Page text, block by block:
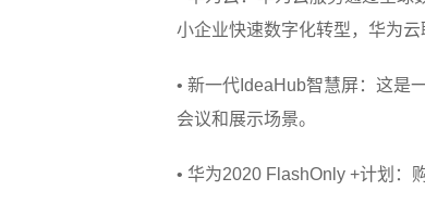
小企业快速数字化转型，华为
• 新一代IdeaHub智慧屏：这是
会议和展示场景。
• 华为2020 FlashOnly +计划：